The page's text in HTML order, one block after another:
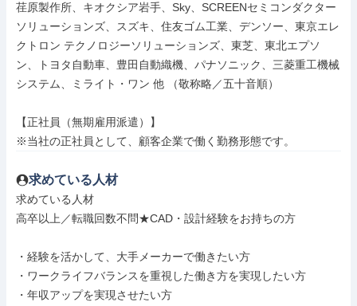
荏原製作所、キオクシア岩手、Sky、SCREENセミコンダクター
ソリューションズ、スズキ、住友ゴム工業、デンソー、東京エレ
クトロン テクノロジーソリューションズ、東芝、東北エプソ
ン、トヨタ自動車、豊田自動織機、パナソニック、三菱重工機械
システム、ミライト・ワン 他 （敬称略／五十音順）
【正社員（無期雇用派遣）】
※当社の正社員として、顧客企業で働く勤務形態です。
求めている人材
求めている人材
高卒以上／転職回数不問★CAD・設計経験をお持ちの方
・経験を活かして、大手メーカーで働きたい方
・ワークライフバランスを重視した働き方を実現したい方
・年収アップを実現させたい方